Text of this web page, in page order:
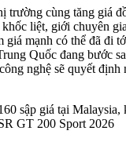
trường cùng tăng giá
liệt, giới chuyên
giá mạnh có thể đã đi
Quốc đang bước
nghệ sẽ quyết định
sập giá tại Malaysia,
GT 200 Sport 2026